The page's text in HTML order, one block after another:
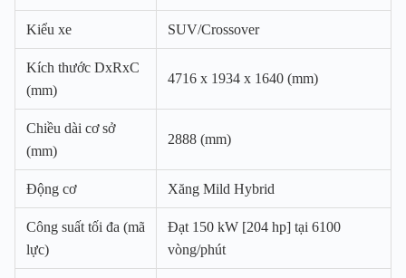
Kiểu xe SUV/Crossover
Kích thước DxRxC
(mm)
4716 x 1934 x 1640 (mm)
Chiều dài cơ sở
(mm)
2888 (mm)
Động cơ Xăng Mild Hybrid
Công suất tối đa (mã
lực)
Đạt 150 kW [204 hp] tại 6100
vòng/phút